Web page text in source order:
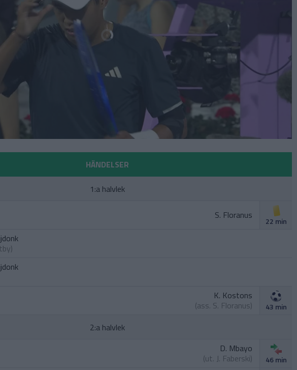
HÄNDELSER
1:a halvlek
S. Floranus
22 min
)
K. Kostons
(ass. S. Floranus) 43 min
2:a halvlek
D. Mbayo
(ut. J. Faberski) 46 min